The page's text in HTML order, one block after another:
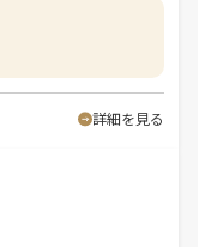
詳細を見る